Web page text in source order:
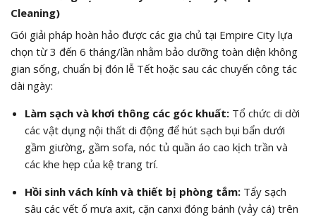
Cleaning)
Gói giải pháp hoàn hảo được các gia chủ tại Empire City lựa
chọn từ 3 đến 6 tháng/lần nhằm bảo dưỡng toàn diện không
gian sống, chuẩn bị đón lễ Tết hoặc sau các chuyến công tác
dài ngày:
Làm sạch và khơi thông các góc khuất:Tổ chức di dời
các vật dụng nội thất di động để hút sạch bụi bẩn dưới
gầm giường, gầm sofa, nóc tủ quần áo cao kịch trần và
các khe hẹp của kệ trang trí.
Hồi sinh vách kính và thiết bị phòng tắm:Tẩy sạch
sâu các vết ố mưa axit, cặn canxi đóng bánh (vảy cá) trên